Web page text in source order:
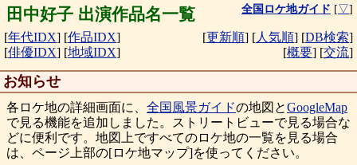
田中好子 出演作品名一覧 全国ロケ地ガイド [▽]
[年代IDX] [作品IDX]
[俳優IDX] [地域IDX]
[更新順] [人気順] [DB検索]
[概要] [交流]
お知らせ
各ロケ地の詳細画面に、 全国風景ガイドの地図とGoogleMap
で見る機能を追加しました。ストリートビューで見る場合な
どに便利です。地図上ですべてのロケ地の一覧を見る場合
は、ページ上部の[ロケ地マップ]を使ってください。